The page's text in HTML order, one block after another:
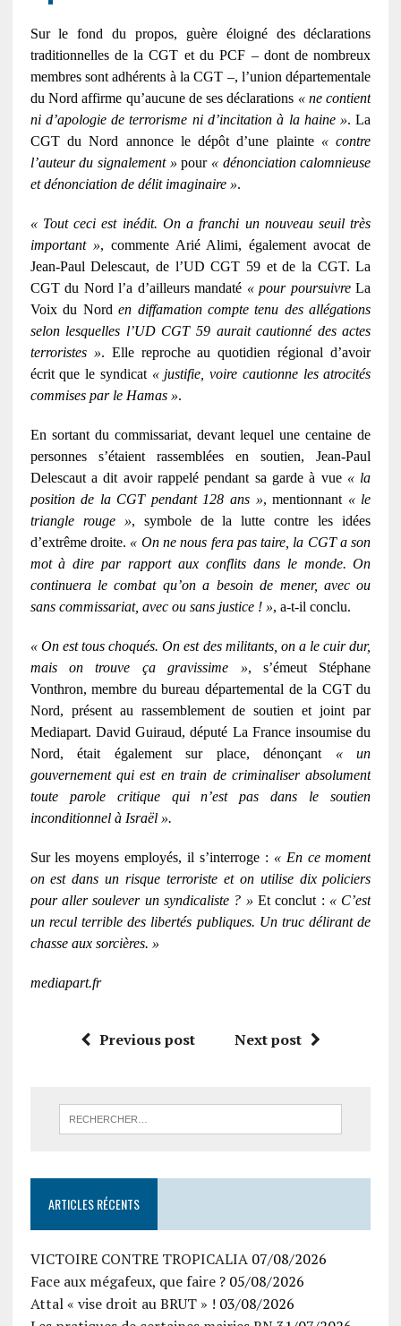
Sur le fond du propos, guère éloigné des déclarations
traditionnelles de la CGT et du PCF – dont de nombreux
membres sont adhérents à la CGT –, l’union départementale
du Nord affirme qu’aucune de ses déclarations « ne contient
ni d’apologie de terrorisme ni d’incitation à la haine ». La
CGT du Nord annonce le dépôt d’une plainte « contre
l’auteur du signalement » pour « dénonciation calomnieuse
et dénonciation de délit imaginaire ».
« Tout ceci est inédit. On a franchi un nouveau seuil très
important », commente Arié Alimi, également avocat de
Jean-Paul Delescaut, de l’UD CGT 59 et de la CGT. La
CGT du Nord l’a d’ailleurs mandaté « pour poursuivreLa
Voix du Norden diffamation compte tenu des allégations
selon lesquelles l’UD CGT 59 aurait cautionné des actes
terroristes ». Elle reproche au quotidien régional d’avoir
écrit que le syndicat « justifie, voire cautionne les atrocités
commises par le Hamas ».
En sortant du commissariat, devant lequel une centaine de
personnes s’étaient rassemblées en soutien, Jean-Paul
Delescaut a dit avoir rappelé pendant sa garde à vue « la
position de la CGT pendant 128 ans », mentionnant « le
triangle rouge », symbole de la lutte contre les idées
d’extrême droite. « On ne nous fera pas taire, la CGT a son
mot à dire par rapport aux conflits dans le monde. On
continuera le combat qu’on a besoin de mener, avec ou
sans commissariat, avec ou sans justice ! », a-t-il conclu.
« On est tous choqués. On est des militants, on a le cuir dur,
mais on trouve ça gravissime », s’émeut Stéphane
Vonthron, membre du bureau départemental de la CGT du
Nord, présent au rassemblement de soutien et joint par
Mediapart. David Guiraud, député La France insoumise du
Nord, était également sur place, dénonçant «
un
gouvernement qui est en train de criminaliser absolument
toute parole critique qui n’est pas dans le soutien
inconditionnel à Israël ».
Sur les moyens employés, il s’interroge : « En ce moment
on est dans un risque terroriste et on utilise dix policiers
pour aller soulever un syndicaliste ? » Et conclut : « C’est
un recul terrible des libertés publiques. Un truc délirant de
chasse aux sorcières. »
mediapart.fr
Previous post Next post
ARTICLES RÉCENTS
VICTOIRE CONTRE TROPICALIA 07/08/2026
Face aux mégafeux, que faire ? 05/08/2026
Attal « vise droit au BRUT » ! 03/08/2026